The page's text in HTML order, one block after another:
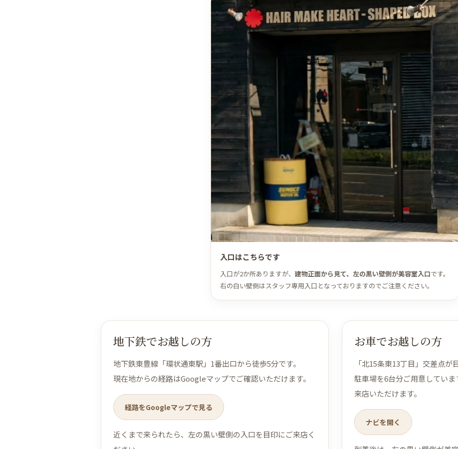
入口はこちらです
入口が2か所ありますが、 建物正面から見て、左の黒い壁側が美容室入口です。
右の白い壁側はスタッフ専用入口となっておりますのでご注意ください。
地下鉄でお越しの方
地下鉄東豊線「環状通東駅」1番出口から徒歩5分です。
現在地からの経路はGoogleマップでご確認いただけます。
経路をGoogleマップで見る
近くまで来られたら、左の黒い壁側の入口を目印にご来店く
お車でお越しの方
「北15条東13丁目」交差点が
駐車場を6台分ご用意してい
来店いただけます。
ナビを開く